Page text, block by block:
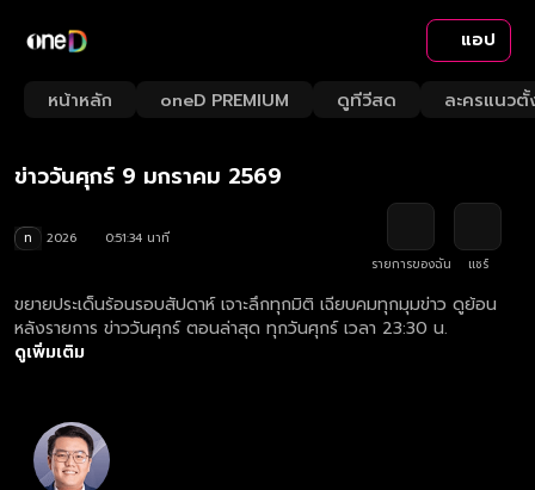
แอป
หน้าหลัก oneD PREMIUM ดูทีวีสด ละครแนวตั้
Loaded:
1.36%
Rate
ข่าววันศุกร์ 9 มกราคม 2569
ท 2026
0:51:34 นาที
รายการของฉัน
แชร์
ขยายประเด็นร้อนรอบสัปดาห์ เจาะลึกทุกมิติ เฉียบคมทุกมุมข่าว ดูย้อน
หลังรายการ ข่าววันศุกร์ ตอนล่าสุด ทุกวันศุกร์ เวลา 23:30 น.
ดูเพิ่มเติม